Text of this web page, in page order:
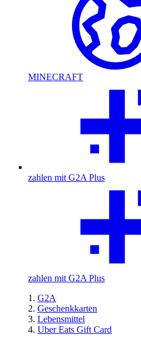
MINECRAFT
zahlen mit G2A Plus
zahlen mit G2A Plus
G2A
Geschenkkarten
Lebensmittel
Uber Eats Gift Card